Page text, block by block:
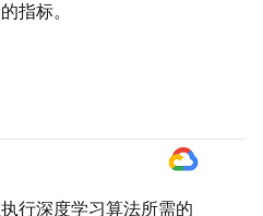
指标。
#GoogleCloud
行深度学习算法所需的